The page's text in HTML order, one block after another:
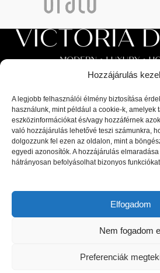
Hozzájárulás
A legjobb felhasználói élmény biztosítása
használunk, mint például a cookie-k, amelyek
eszközinformációkat és/vagy hozzáférnek
való hozzájárulás lehetővé teszi számunkra,
dolgozzunk fel ezen az oldalon, mint a
egyedi azonosítók. A hozzájárulás
hátrányosan befolyásolhat bizonyos
Elfogadom
Nem fogadom
Preferenciák
Luxus beltéri és kültéri bútorok, valamint
kiegészítők a lakberendezési piac
spanyol, portugál és skandináv
legfrissebb trendeket követő bútorok és
Email: hello@victoriadome.com